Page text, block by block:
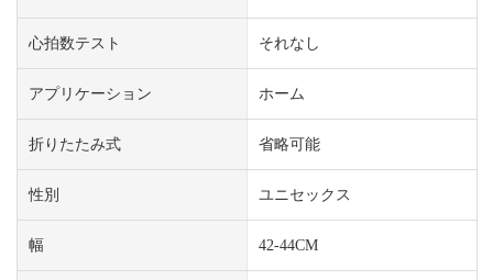
心拍数テスト それなし
アプリケーション ホーム
折りたたみ式 省略可能
性別 ユニセックス
幅 42-44CM